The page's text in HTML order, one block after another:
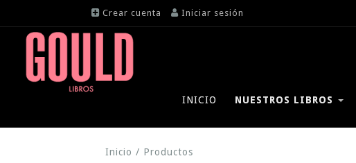
Crear cuenta Iniciar sesión
INICIO NUESTROS LIBROS
Inicio / Productos